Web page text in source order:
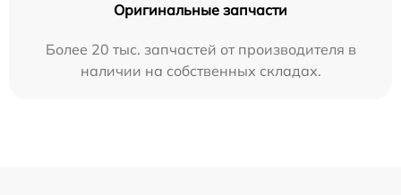
Оригинальные запчасти
Более 20 тыс. запчастей от производителя в
наличии на собственных складах.